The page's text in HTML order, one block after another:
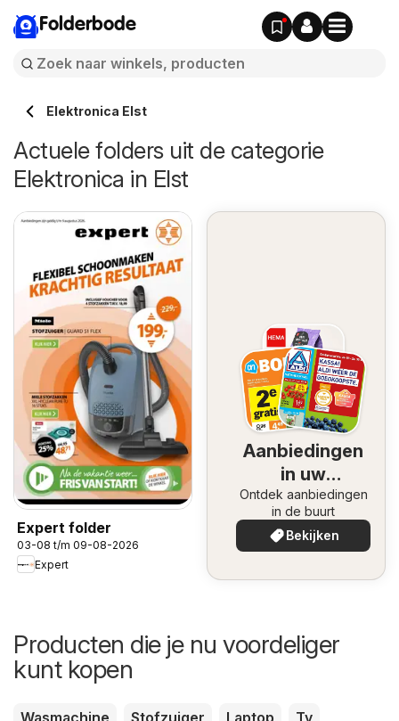
Folderbode
Elektronica Elst
Actuele folders uit de categorie
Elektronica in Elst
Expert folder
03-08 t/m 09-08-2026
Expert
Aanbiedingen
in uw
omgeving
Ontdek aanbiedingen
in de buurt
Bekijken
Producten die je nu voordeliger
kunt kopen